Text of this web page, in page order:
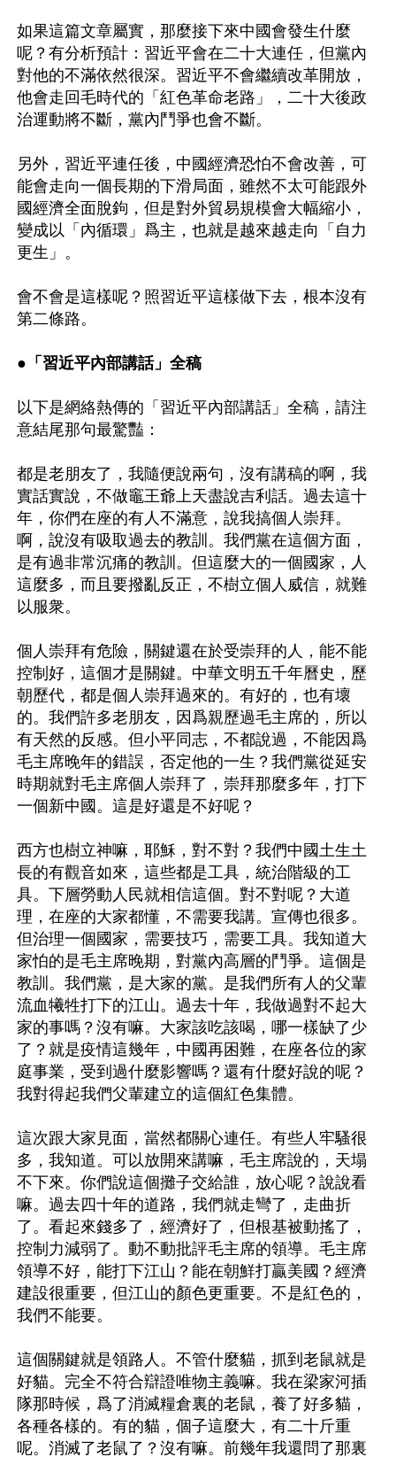
如果這篇文章屬實，那麼接下來中國會發生什麼
呢？有分析預計：習近平會在二十大連任，但黨內
對他的不滿依然很深。習近平不會繼續改革開放，
他會走回毛時代的「紅色革命老路」，二十大後政
治運動將不斷，黨內鬥爭也會不斷。
另外，習近平連任後，中國經濟恐怕不會改善，可
能會走向一個長期的下滑局面，雖然不太可能跟外
國經濟全面脫鉤，但是對外貿易規模會大幅縮小，
變成以「內循環」爲主，也就是越來越走向「自力
更生」。
會不會是這樣呢？照習近平這樣做下去，根本沒有
第二條路。
●「習近平內部講話」全稿
以下是網絡熱傳的「習近平內部講話」全稿，請注
意結尾那句最驚豔：
都是老朋友了，我隨便說兩句，沒有講稿的啊，我
實話實說，不做竈王爺上天盡說吉利話。過去這十
年，你們在座的有人不滿意，說我搞個人崇拜。
啊，說沒有吸取過去的教訓。我們黨在這個方面，
是有過非常沉痛的教訓。但這麼大的一個國家，人
這麼多，而且要撥亂反正，不樹立個人威信，就難
以服衆。
個人崇拜有危險，關鍵還在於受崇拜的人，能不能
控制好，這個才是關鍵。中華文明五千年曆史，歷
朝歷代，都是個人崇拜過來的。有好的，也有壞
的。我們許多老朋友，因爲親歷過毛主席的，所以
有天然的反感。但小平同志，不都說過，不能因爲
毛主席晚年的錯誤，否定他的一生？我們黨從延安
時期就對毛主席個人崇拜了，崇拜那麼多年，打下
一個新中國。這是好還是不好呢？
西方也樹立神嘛，耶穌，對不對？我們中國土生土
長的有觀音如來，這些都是工具，統治階級的工
具。下層勞動人民就相信這個。對不對呢？大道
理，在座的大家都懂，不需要我講。宣傳也很多。
但治理一個國家，需要技巧，需要工具。我知道大
家怕的是毛主席晚期，對黨內高層的鬥爭。這個是
教訓。我們黨，是大家的黨。是我們所有人的父輩
流血犧牲打下的江山。過去十年，我做過對不起大
家的事嗎？沒有嘛。大家該吃該喝，哪一樣缺了少
了？就是疫情這幾年，中國再困難，在座各位的家
庭事業，受到過什麼影響嗎？還有什麼好說的呢？
我對得起我們父輩建立的這個紅色集體。
這次跟大家見面，當然都關心連任。有些人牢騷很
多，我知道。可以放開來講嘛，毛主席說的，天塌
不下來。你們說這個攤子交給誰，放心呢？說說看
嘛。過去四十年的道路，我們就走彎了，走曲折
了。看起來錢多了，經濟好了，但根基被動搖了，
控制力減弱了。動不動批評毛主席的領導。毛主席
領導不好，能打下江山？能在朝鮮打贏美國？經濟
建設很重要，但江山的顏色更重要。不是紅色的，
我們不能要。
這個關鍵就是領路人。不管什麼貓，抓到老鼠就是
好貓。完全不符合辯證唯物主義嘛。我在梁家河插
隊那時候，爲了消滅糧倉裏的老鼠，養了好多貓，
各種各樣的。有的貓，個子這麼大，有二十斤重
呢。消滅了老鼠了？沒有嘛。前幾年我還問了那裏